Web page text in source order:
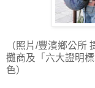
（照片/豐濱鄉公所
攤商及「六大證明
色）